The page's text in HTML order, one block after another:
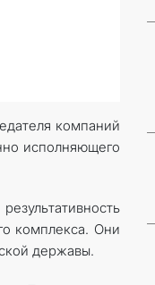
компаний
исполняющего
комплекса. Они
державы.